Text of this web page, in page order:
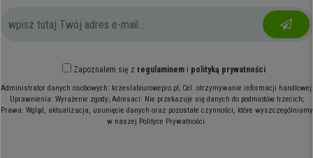
Zapoznałem się z regulaminemi polityką prywatności
Administrator danych osobowych: krzeslabiurowepro.pl; Cel: otrzymywanie informacji handlowej;
Uprawnienia: Wyrażenie zgody; Adresaci: Nie przekazuje się danych do podmiotów trzecich;
Prawa: Wgląd, aktualizacja, usunięcie danych oraz pozostałe czynności, które wyszczególniamy
w naszej Polityce Prywatności.